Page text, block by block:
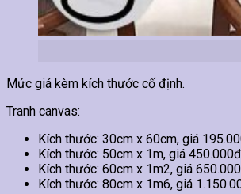
Mức giá kèm kích thước cố định.
Tranh canvas:
Kích thước: 30cm x 60cm, giá
Kích thước: 50cm x 1m, giá 450.000đ
Kích thước: 60cm x 1m2, giá
Kích thước: 80cm x 1m6, giá